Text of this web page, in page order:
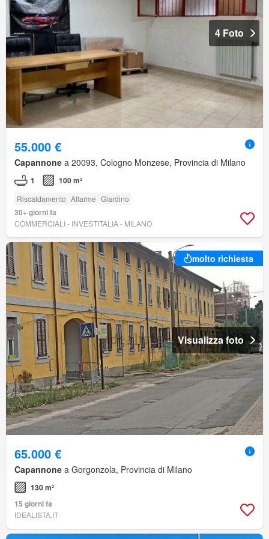
4 Foto
55.000 €
Capannone a 20093, Cologno Monzese, Provincia di Milano
1 100 m²
Riscaldamento Allarme Giardino
30+ giorni fa
COMMERCIALI - INVESTITALIA - MILANO
molto richiesta
Visualizza foto
65.000 €
Capannone a Gorgonzola, Provincia di Milano
130 m²
15 giorni fa
IDEALISTA.IT